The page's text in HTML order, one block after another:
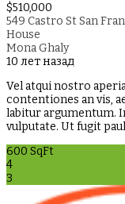
$510,000
549 Castro St San
House
Mona Ghaly
10 лет назад
Vel atqui nostro
contentiones an vis,
labitur argumentum.
vulputate. Ut fugit
600 SqFt
4
3